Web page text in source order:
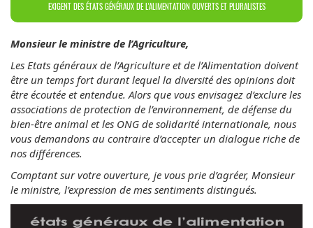
EXIGENT DES ÉTATS GÉNÉRAUX DE L'ALIMENTATION OUVERTS ET PLURALISTES
Monsieur le ministre de l’Agriculture,
Les Etats généraux de l’Agriculture et de l’Alimentation doivent
être un temps fort durant lequel la diversité des opinions doit
être écoutée et entendue. Alors que vous envisagez d’exclure les
associations de protection de l’environnement, de défense du
bien-être animal et les ONG de solidarité internationale, nous
vous demandons au contraire d’accepter un dialogue riche de
nos différences.
Comptant sur votre ouverture, je vous prie d’agréer, Monsieur
le ministre, l’expression de mes sentiments distingués.